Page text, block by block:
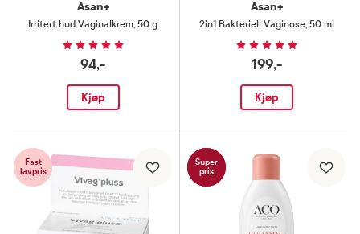
Asan+
Irritert hud Vaginalkrem, 50 g
94,-
Kjøp
Asan+
2in1 Bakteriell Vaginose, 50 ml
199,-
Kjøp
Fast
lavpris
Super
pris